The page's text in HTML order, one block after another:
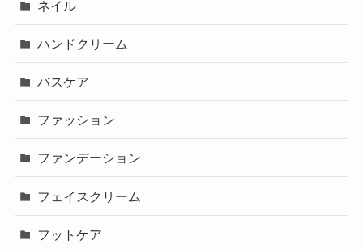
ネイル
ハンドクリーム
バスケア
ファッション
ファンデーション
フェイスクリーム
フットケア